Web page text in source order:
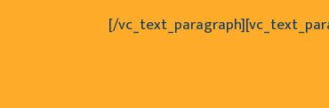
[/